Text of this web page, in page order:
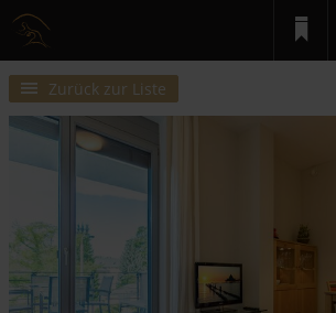
Zurück zur Liste